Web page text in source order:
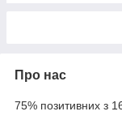
Про нас
75% позитивних з